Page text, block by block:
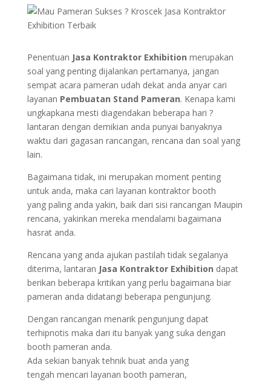
Penentuan Jasa Kontraktor Exhibition merupakan
soal yang penting dijalankan pertamanya, jangan
sempat acara pameran udah dekat anda anyar cari
layanan Pembuatan Stand Pameran. Kenapa kami
ungkapkana mesti diagendakan beberapa hari ?
lantaran dengan demikian anda punyai banyaknya
waktu dari gagasan rancangan, rencana dan soal yang
lain.
Bagaimana tidak, ini merupakan moment penting
untuk anda, maka cari layanan kontraktor booth
yang paling anda yakin, baik dari sisi rancangan Maupin
rencana, yakinkan mereka mendalami bagaimana
hasrat anda.
Rencana yang anda ajukan pastilah tidak segalanya
diterima, lantaran Jasa Kontraktor Exhibition dapat
berikan beberapa kritikan yang perlu bagaimana biar
pameran anda didatangi beberapa pengunjung.
Dengan rancangan menarik pengunjung dapat
terhipnotis maka dari itu banyak yang suka dengan
booth pameran anda.
Ada sekian banyak tehnik buat anda yang
tengah mencari layanan booth pameran,